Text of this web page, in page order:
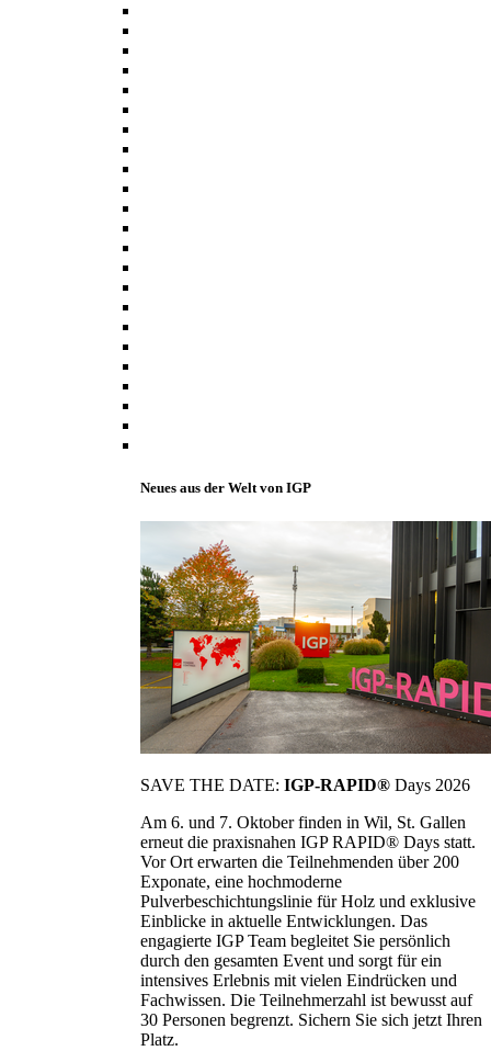
Neues aus der Welt von IGP
SAVE THE DATE: IGP-RAPID® Days 2026
Am 6. und 7. Oktober finden in Wil, St. Gallen
erneut die praxisnahen IGP RAPID® Days statt.
Vor Ort erwarten die Teilnehmenden über 200
Exponate, eine hochmoderne
Pulverbeschichtungslinie für Holz und exklusive
Einblicke in aktuelle Entwicklungen. Das
engagierte IGP Team begleitet Sie persönlich
durch den gesamten Event und sorgt für ein
intensives Erlebnis mit vielen Eindrücken und
Fachwissen. Die Teilnehmerzahl ist bewusst auf
30 Personen begrenzt. Sichern Sie sich jetzt Ihren
Platz.